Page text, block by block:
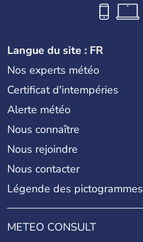
Langue du site : FR
Nos experts météo
Certificat d'intempéries
Alerte météo
Nous connaître
Nous rejoindre
Nous contacter
Légende des pictogrammes
METEO CONSULT